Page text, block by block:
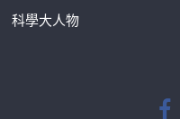
科學大人物